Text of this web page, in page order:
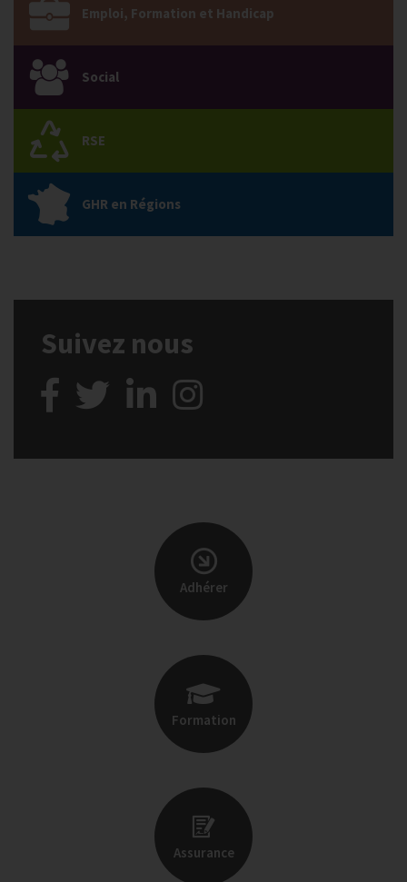
Emploi, Formation et Handicap
Social
RSE
GHR en Régions
Suivez nous
Adhérer
Formation
Assurance